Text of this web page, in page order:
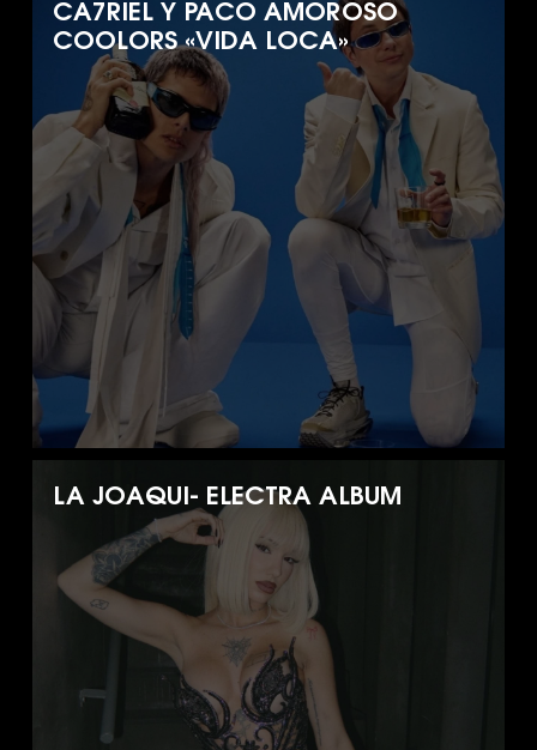
CA7RIEL Y PACO AMOROSO
COOLORS «VIDA LOCA»
LA JOAQUI- ELECTRA ALBUM